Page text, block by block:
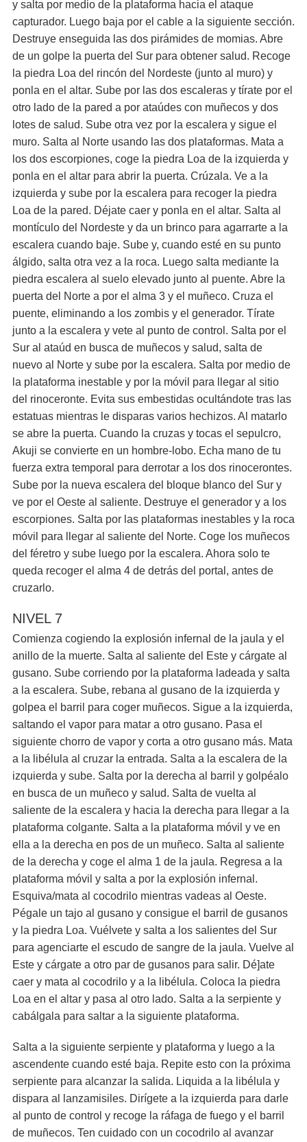
y salta por medio de la plataforma hacia el ataque
capturador. Luego baja por el cable a la siguiente sección.
Destruye enseguida las dos pirámides de momias. Abre
de un golpe la puerta del Sur para obtener salud. Recoge
la piedra Loa del rincón del Nordeste (junto al muro) y
ponla en el altar. Sube por las dos escaleras y tírate por el
otro lado de la pared a por ataúdes con muñecos y dos
lotes de salud. Sube otra vez por la escalera y sigue el
muro. Salta al Norte usando las dos plataformas. Mata a
los dos escorpiones, coge la piedra Loa de la izquierda y
ponla en el altar para abrir la puerta. Crúzala. Ve a la
izquierda y sube por la escalera para recoger la piedra
Loa de la pared. Déjate caer y ponla en el altar. Salta al
montículo del Nordeste y da un brinco para agarrarte a la
escalera cuando baje. Sube y, cuando esté en su punto
álgido, salta otra vez a la roca. Luego salta mediante la
piedra escalera al suelo elevado junto al puente. Abre la
puerta del Norte a por el alma 3 y el muñeco. Cruza el
puente, eliminando a los zombis y el generador. Tírate
junto a la escalera y vete al punto de control. Salta por el
Sur al ataúd en busca de muñecos y salud, salta de
nuevo al Norte y sube por la escalera. Salta por medio de
la plataforma inestable y por la móvil para llegar al sitio
del rinoceronte. Evita sus embestidas ocultándote tras las
estatuas mientras le disparas varios hechizos. Al matarlo
se abre la puerta. Cuando la cruzas y tocas el sepulcro,
Akuji se convierte en un hombre-lobo. Echa mano de tu
fuerza extra temporal para derrotar a los dos rinocerontes.
Sube por la nueva escalera del bloque blanco del Sur y
ve por el Oeste al saliente. Destruye el generador y a los
escorpiones. Salta por las plataformas inestables y la roca
móvil para llegar al saliente del Norte. Coge los muñecos
del féretro y sube luego por la escalera. Ahora solo te
queda recoger el alma 4 de detrás del portal, antes de
cruzarlo.
NIVEL 7
Comienza cogiendo la explosión infernal de la jaula y el
anillo de la muerte. Salta al saliente del Este y cárgate al
gusano. Sube corriendo por la plataforma ladeada y salta
a la escalera. Sube, rebana al gusano de la izquierda y
golpea el barril para coger muñecos. Sigue a la izquierda,
saltando el vapor para matar a otro gusano. Pasa el
siguiente chorro de vapor y corta a otro gusano más. Mata
a la libélula al cruzar la entrada. Salta a la escalera de la
izquierda y sube. Salta por la derecha al barril y golpéalo
en busca de un muñeco y salud. Salta de vuelta al
saliente de la escalera y hacia la derecha para llegar a la
plataforma colgante. Salta a la plataforma móvil y ve en
ella a la derecha en pos de un muñeco. Salta al saliente
de la derecha y coge el alma 1 de la jaula. Regresa a la
plataforma móvil y salta a por la explosión infernal.
Esquiva/mata al cocodrilo mientras vadeas al Oeste.
Pégale un tajo al gusano y consigue el barril de gusanos
y la piedra Loa. Vuélvete y salta a los salientes del Sur
para agenciarte el escudo de sangre de la jaula. Vuelve al
Este y cárgate a otro par de gusanos para salir. Dé]ate
caer y mata al cocodrilo y a la libélula. Coloca la piedra
Loa en el altar y pasa al otro lado. Salta a la serpiente y
cabálgala para saltar a la siguiente plataforma.
Salta a la siguiente serpiente y plataforma y luego a la
ascendente cuando esté baja. Repite esto con la próxima
serpiente para alcanzar la salida. Liquida a la libélula y
dispara al lanzamisiles. Dirígete a la izquierda para darle
al punto de control y recoge la ráfaga de fuego y el barril
de muñecos. Ten cuidado con un cocodrilo al avanzar